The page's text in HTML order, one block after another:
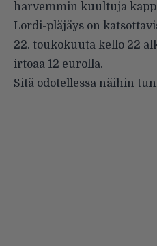
harvemmin kuultuja
Lordi-pläjäys on
22. toukokuuta kello 22
irtoaa 12 eurolla.
Sitä odotellessa näihin